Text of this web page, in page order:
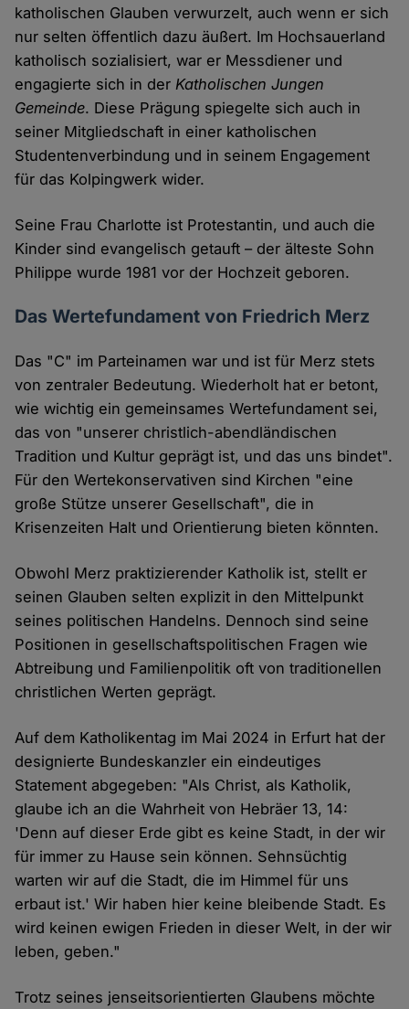
katholischen Glauben verwurzelt, auch wenn er sich
nur selten öffentlich dazu äußert. Im Hochsauerland
katholisch sozialisiert, war er Messdiener und
engagierte sich in derKatholischen Jungen
Gemeinde. Diese Prägung spiegelte sich auch in
seiner Mitgliedschaft in einer katholischen
Studentenverbindung und in seinem Engagement
für das Kolpingwerk wider.
Seine Frau Charlotte ist Protestantin, und auch die
Kinder sind evangelisch getauft – der älteste Sohn
Philippe wurde 1981 vor der Hochzeit geboren.
Das Wertefundament von Friedrich Merz
Das "C" im Parteinamen war und ist für Merz stets
von zentraler Bedeutung. Wiederholt hat er betont,
wie wichtig ein gemeinsames Wertefundament sei,
das von "unserer christlich-abendländischen
Tradition und Kultur geprägt ist, und das uns bindet".
Für den Wertekonservativen sind Kirchen "eine
große Stütze unserer Gesellschaft", die in
Krisenzeiten Halt und Orientierung bieten könnten.
Obwohl Merz praktizierender Katholik ist, stellt er
seinen Glauben selten explizit in den Mittelpunkt
seines politischen Handelns. Dennoch sind seine
Positionen in gesellschaftspolitischen Fragen wie
Abtreibung und Familienpolitik oft von traditionellen
christlichen Werten geprägt.
Auf dem Katholikentag im Mai 2024 in Erfurt hat der
designierte Bundeskanzler ein eindeutiges
Statement abgegeben: "Als Christ, als Katholik,
glaube ich an die Wahrheit von Hebräer 13, 14:
'Denn auf dieser Erde gibt es keine Stadt, in der wir
für immer zu Hause sein können. Sehnsüchtig
warten wir auf die Stadt, die im Himmel für uns
erbaut ist.' Wir haben hier keine bleibende Stadt. Es
wird keinen ewigen Frieden in dieser Welt, in der wir
leben, geben."
Trotz seines jenseitsorientierten Glaubens möchte